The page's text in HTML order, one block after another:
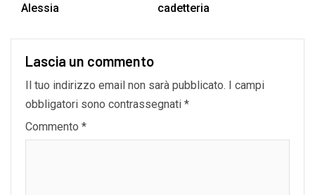
Alessia
cadetteria
Lascia un commento
Il tuo indirizzo email non sarà pubblicato. I campi
obbligatori sono contrassegnati *
Commento *